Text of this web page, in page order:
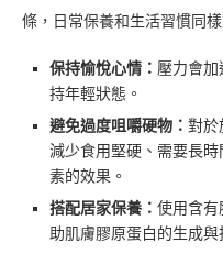
條，日常保養和生活習慣同
保持愉悅心情： 壓力會
持年輕狀態。
避免過度咀嚼硬物： 對於
減少食用堅硬、需要長
素的效果。
搭配居家保養： 使用含有
助肌膚膠原蛋白的生成與